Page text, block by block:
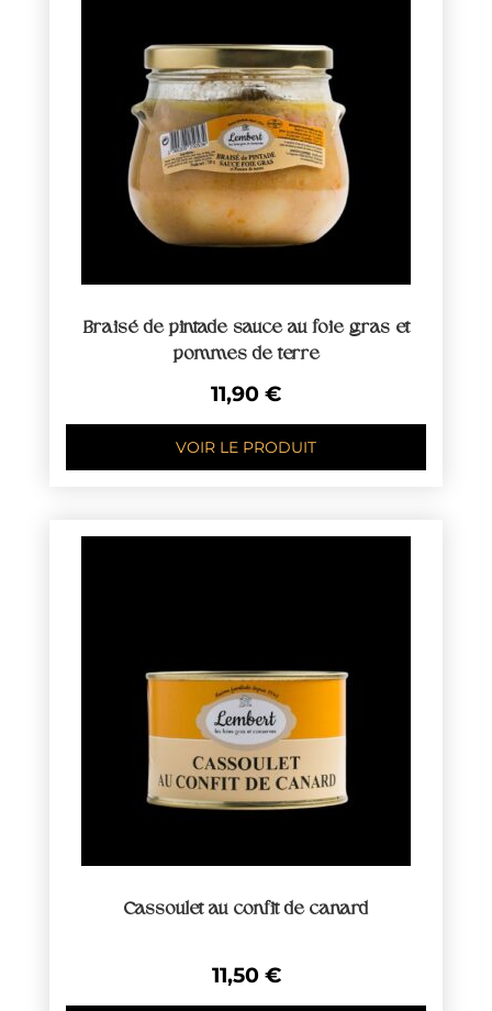
Braisé de pintade sauce au foie gras et
pommes de terre
11,90 €
VOIR LE PRODUIT
Cassoulet au confit de canard
11,50 €